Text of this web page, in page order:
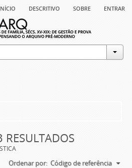
descritivo sobre entrar
RESULTADOS
Ordenar por: Código de referência